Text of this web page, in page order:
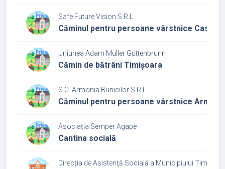
Safe Future Vision S.R.L.
Căminul pentru persoane vârstnice Casa
Uniunea Adam Muller Guttenbrunn
Cămin de bătrâni Timișoara
S.C. Armonia Bunicilor S.R.L.
Căminul pentru persoane vârstnice
Asociația Semper Agape
Cantina socială
Direcţia de Asistenţă Socială a Municipiului